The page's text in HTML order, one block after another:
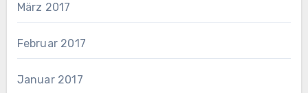
März 2017
Februar 2017
Januar 2017